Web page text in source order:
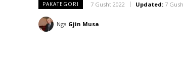
PAKATEGORI 7 Gusht 2022 Updated: 7
Nga Gjin Musa